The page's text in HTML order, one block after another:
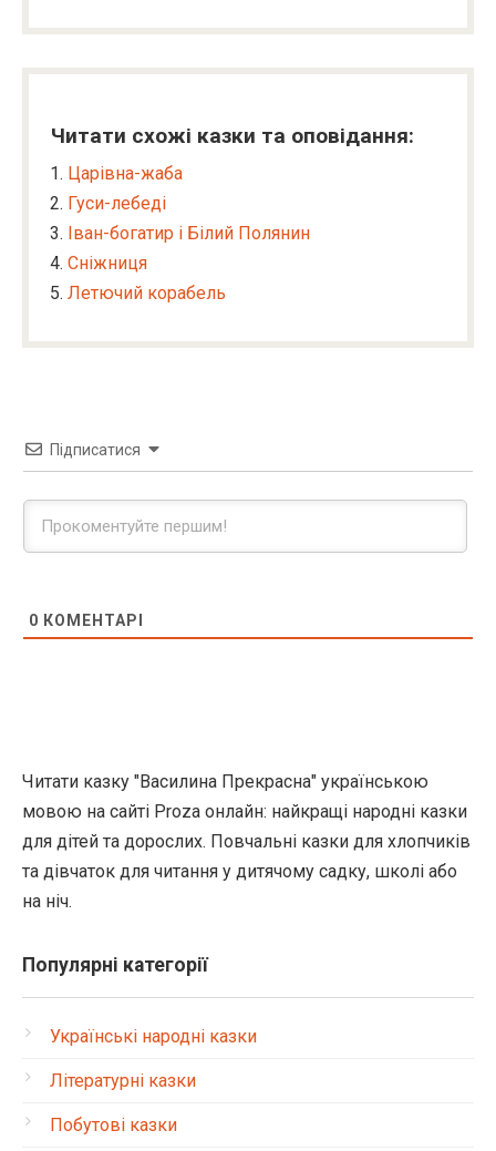
Читати схожі казки та оповідання:
Царівна-жаба
Гуси-лебеді
Іван-богатир і Білий Полянин
Сніжниця
Летючий корабель
Підписатися
0 КОМЕНТАРІ
Читати казку "Василина Прекрасна" українською
мовою на сайті Proza онлайн: найкращі народні казки
для дітей та дорослих. Повчальні казки для хлопчиків
та дівчаток для читання у дитячому садку, школі або
на ніч.
Популярні категорії
Українські народні казки
Літературні казки
Побутові казки